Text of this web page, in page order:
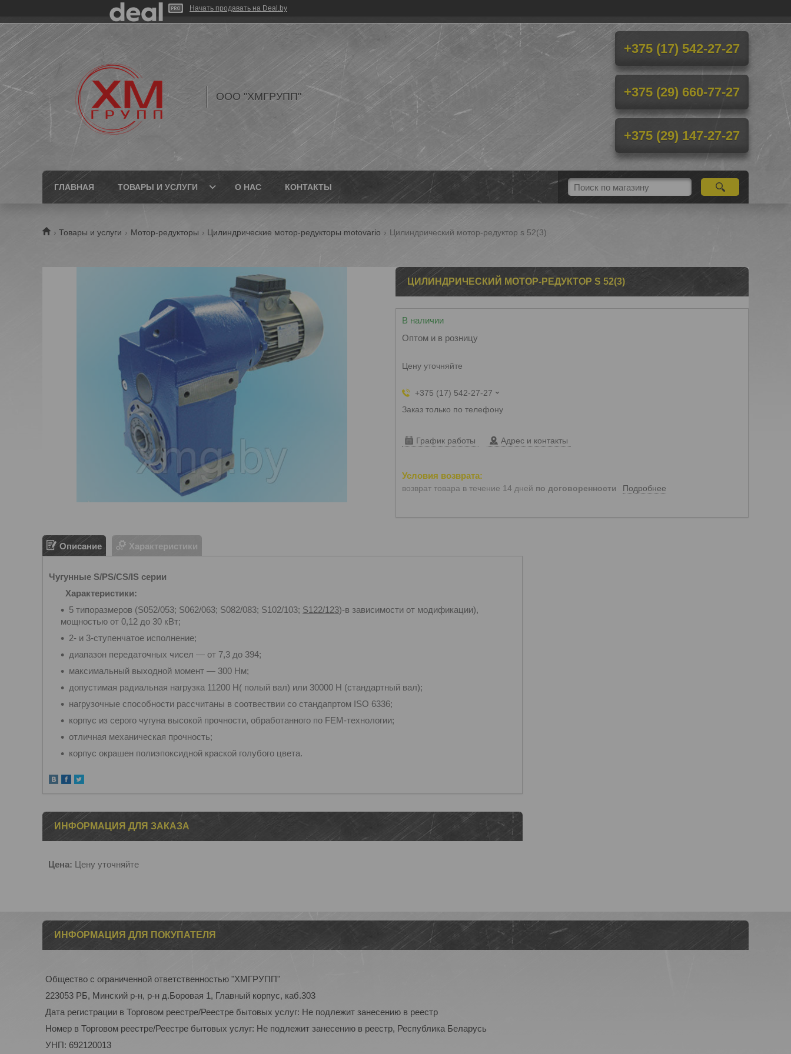
Начать продавать на Deal.by
ООО "ХМГРУПП"
+375 (17) 542-27-27
+375 (29) 660-77-27
+375 (29) 147-27-27
ГЛАВНАЯ ТОВАРЫ И УСЛУГИ О НАС КОНТАКТЫ
Товары и услуги Мотор-редукторы Цилиндрические мотор-редукторы motovario Цилиндрический мотор-редуктор s 52(3)
ЦИЛИНДРИЧЕСКИЙ МОТОР-РЕДУКТОР S 52(3)
В наличии
Оптом и в розницу
Цену уточняйте
+375 (17) 542-27-27
Заказ только по телефону
График работы Адрес и контакты
возврат товара в течение 14 дней по договоренности Подробнее
Описание Характеристики
Чугунные S/PS/CS/IS серии
Характеристики:
5 типоразмеров (S052/053; S062/063; S082/083; S102/103; S122/123)-в зависимости от модификации),
мощностью от 0,12 до 30 кВт;
2- и 3-ступенчатое исполнение;
диапазон передаточных чисел — от 7,3 до 394;
максимальный выходной момент — 300 Нм;
допустимая радиальная нагрузка 11200 Н( полый вал) или 30000 Н (стандартный вал);
нагрузочные способности рассчитаны в соотвествии со стандапртом ISO 6336;
корпус из серого чугуна высокой прочности, обработанного по FEM-технологии;
отличная механическая прочность;
корпус окрашен полиэпоксидной краской голубого цвета.
ИНФОРМАЦИЯ ДЛЯ ЗАКАЗА
Цена: Цену уточняйте
ИНФОРМАЦИЯ ДЛЯ ПОКУПАТЕЛЯ
Общество с ограниченной ответственностью "ХМГРУПП"
223053 РБ, Минский р-н, р-н д.Боровая 1, Главный корпус, каб.303
Дата регистрации в Торговом реестре/Реестре бытовых услуг: Не подлежит занесению в реестр
Номер в Торговом реестре/Реестре бытовых услуг: Не подлежит занесению в реестр, Республика Беларусь
УНП: 692120013